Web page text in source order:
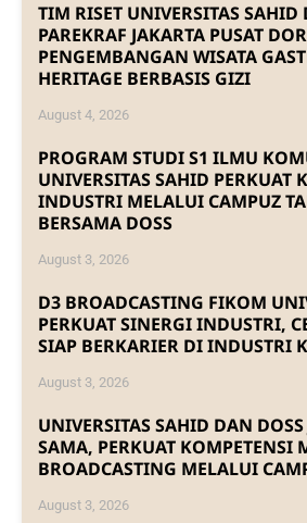
TIM RISET UNIVERSITAS
PAREKRAF JAKARTA PUSAT
PENGEMBANGAN WISATA
HERITAGE BERBASIS GIZI
August 4, 2026
PROGRAM STUDI S1 ILMU
UNIVERSITAS SAHID PERKUAT
INDUSTRI MELALUI CAMPUZ
BERSAMA DOSS
August 3, 2026
D3 BROADCASTING FIKOM
PERKUAT SINERGI INDUSTRI,
SIAP BERKARIER DI INDUSTRI
August 3, 2026
UNIVERSITAS SAHID DAN
SAMA, PERKUAT KOMPETENSI
BROADCASTING MELALUI
August 3, 2026